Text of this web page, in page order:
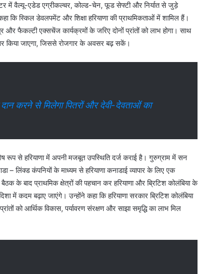
में वैल्यू-एडेड एग्रीकल्चर, कोल्ड-चेन, फूड सेफ्टी और निर्यात से जुड़े
स्किल डेवलपमेंट और शिक्षा हरियाणा की प्राथमिकताओं में शामिल हैं।
और फैकल्टी एक्सचेंज कार्यक्रमों के जरिए दोनों प्रांतों को लाभ होगा। साथ
किया जाएगा, जिससे रोजगार के अवसर बढ़ सकें।
करने से मिलेगा पितरों और देवी-देवताओं का
रूप से हरियाणा में अपनी मजबूत उपस्थिति दर्ज कराई है। गुरुग्राम में सन
लिंक्ड कंपनियों के माध्यम से हरियाणा कनाडाई व्यापार के लिए एक
के बाद प्राथमिक क्षेत्रों की पहचान कर हरियाणा और ब्रिटिश कोलंबिया के
कदम बढ़ाए जाएंगे। उन्होंने कहा कि हरियाणा सरकार ब्रिटिश कोलंबिया
को आर्थिक विकास, पर्यावरण संरक्षण और साझा समृद्धि का लाभ मिल